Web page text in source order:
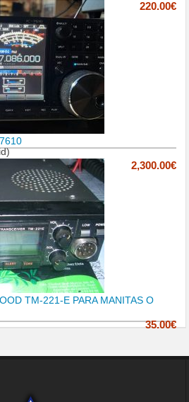
220.00€
2,300.00€
TM-221-E PARA MANITAS O
35.00€